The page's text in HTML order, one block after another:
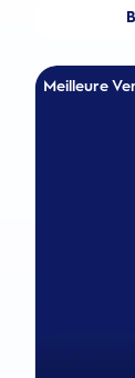
Meilleure